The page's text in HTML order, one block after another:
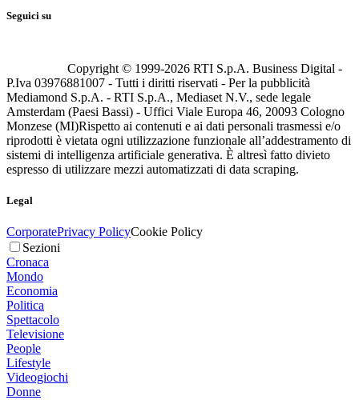
Seguici su
Copyright © 1999-2026 RTI S.p.A. Business Digital -
P.Iva 03976881007 - Tutti i diritti riservati - Per la pubblicità
Mediamond S.p.A. - RTI S.p.A., Mediaset N.V., sede legale
Amsterdam (Paesi Bassi) - Uffici Viale Europa 46, 20093 Cologno
Monzese (MI)Rispetto ai contenuti e ai dati personali trasmessi e/o
riprodotti è vietata ogni utilizzazione funzionale all’addestramento di
sistemi di intelligenza artificiale generativa. È altresì fatto divieto
espresso di utilizzare mezzi automatizzati di data scraping.
Legal
CorporatePrivacy PolicyCookie Policy
Sezioni
Cronaca
Mondo
Economia
Politica
Spettacolo
Televisione
People
Lifestyle
Videogiochi
Donne